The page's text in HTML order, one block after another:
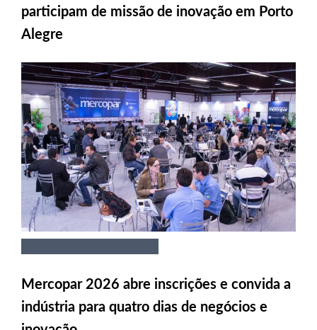
participam de missão de inovação em Porto
Alegre
Mercopar 2026 abre inscrições e convida a
indústria para quatro dias de negócios e